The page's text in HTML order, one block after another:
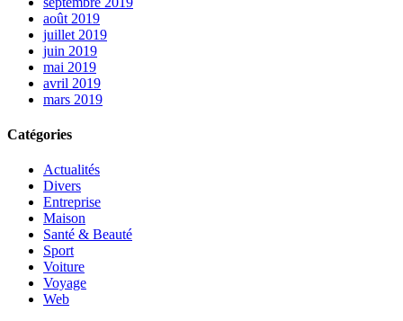
août 2019
juillet 2019
juin 2019
mai 2019
avril 2019
mars 2019
Catégories
Actualités
Divers
Entreprise
Maison
Santé & Beauté
Sport
Voiture
Voyage
Web